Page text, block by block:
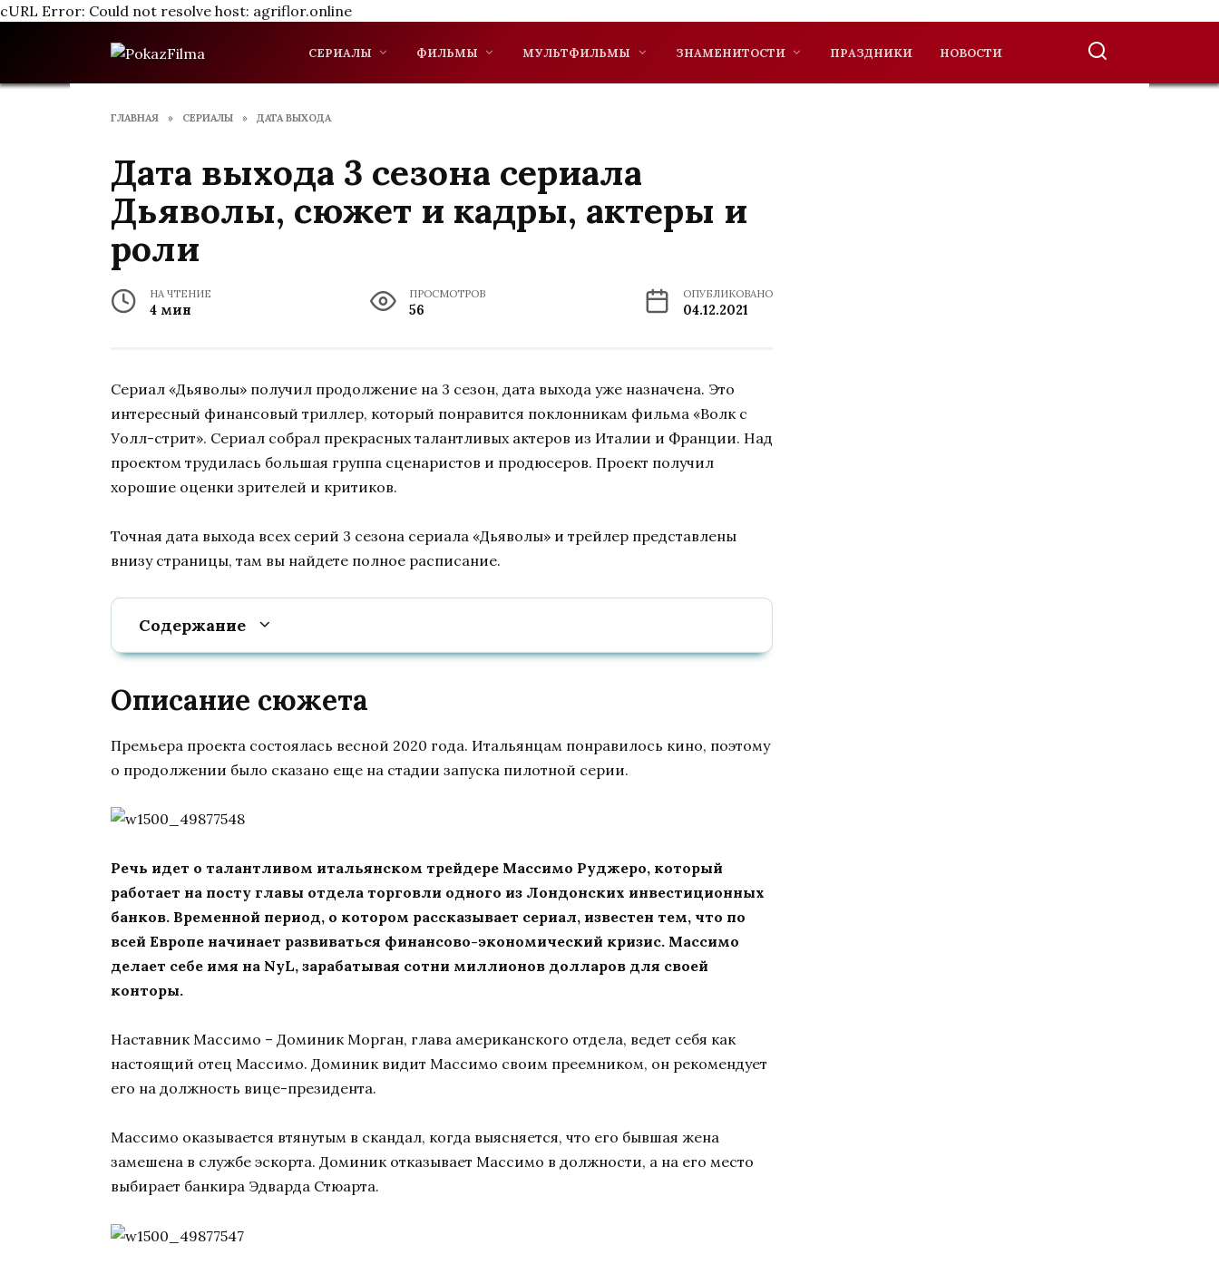
cURL Error: Could not resolve host: agriflor.online
СЕРИАЛЫ ФИЛЬМЫ МУЛЬТФИЛЬМЫ ЗНАМЕНИТОСТИ ПРАЗДНИКИ НОВОСТИ
ГЛАВНАЯ » СЕРИАЛЫ » ДАТА ВЫХОДА
Дата выхода 3 сезона сериала
Дьяволы, сюжет и кадры, актеры и
роли
НА ЧТЕНИЕ
4 мин
ПРОСМОТРОВ
56
ОПУБЛИКОВАНО
04.12.2021
Сериал «Дьяволы» получил продолжение на 3 сезон, дата выхода уже назначена. Это
интересный финансовый триллер, который понравится поклонникам фильма «Волк с
Уолл-стрит». Сериал собрал прекрасных талантливых актеров из Италии и Франции. Над
проектом трудилась большая группа сценаристов и продюсеров. Проект получил
хорошие оценки зрителей и критиков.
Точная дата выхода всех серий 3 сезона сериала «Дьяволы» и трейлер представлены
внизу страницы, там вы найдете полное расписание.
Содержание
Описание сюжета
Премьера проекта состоялась весной 2020 года. Итальянцам понравилось кино, поэтому
о продолжении было сказано еще на стадии запуска пилотной серии.
Речь идет о талантливом итальянском трейдере Массимо Руджеро, который
работает на посту главы отдела торговли одного из Лондонских инвестиционных
банков. Временной период, о котором рассказывает сериал, известен тем, что по
всей Европе начинает развиваться финансово-экономический кризис. Массимо
делает себе имя на NyL, зарабатывая сотни миллионов долларов для своей
конторы.
Наставник Массимо – Доминик Морган, глава американского отдела, ведет себя как
настоящий отец Массимо. Доминик видит Массимо своим преемником, он рекомендует
его на должность вице-президента.
Массимо оказывается втянутым в скандал, когда выясняется, что его бывшая жена
замешена в службе эскорта. Доминик отказывает Массимо в должности, а на его место
выбирает банкира Эдварда Стюарта.